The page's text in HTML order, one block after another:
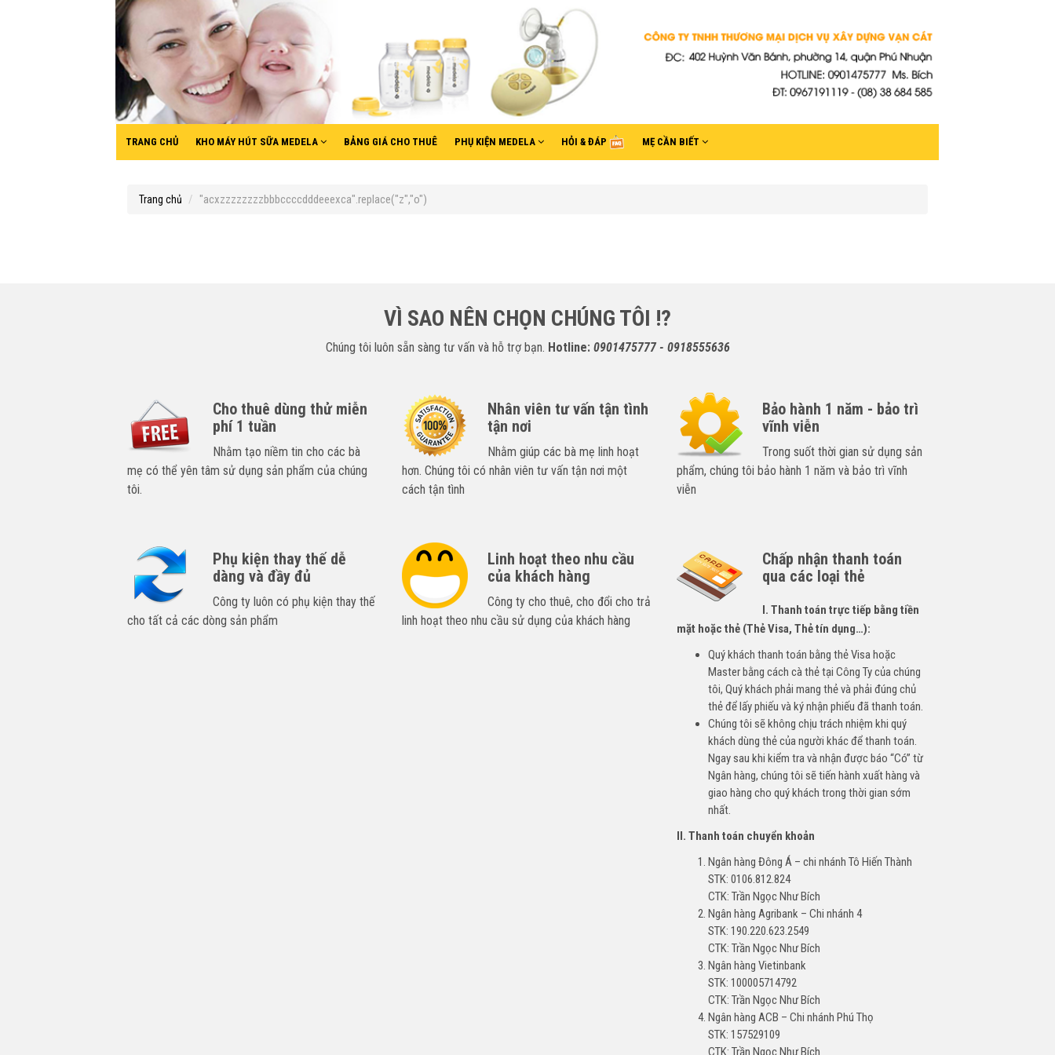
TRANG CHỦ KHO MÁY HÚT SỮA MEDELA BẢNG GIÁ CHO THUÊ PHỤ KIỆN MEDELA HỎI & ĐÁP MẸ CẦN BIẾT
Trang chủ "acxzzzzzzzzbbbccccdddeeexca".replace("z","o")
VÌ SAO NÊN CHỌN CHÚNG TÔI !?
Chúng tôi luôn sẵn sàng tư vấn và hỗ trợ bạn. Hotline: 0901475777 - 0918555636
Cho thuê dùng thử miễn
phí 1 tuần
Nhằm tạo niềm tin cho các bà
mẹ có thể yên tâm sử dụng sản phẩm của chúng
tôi.
Nhân viên tư vấn tận tình
tận nơi
Nhằm giúp các bà mẹ linh hoạt
hơn. Chúng tôi có nhân viên tư vấn tận nơi một
cách tận tình
Bảo hành 1 năm - bảo trì
vĩnh viễn
Trong suốt thời gian sử dụng sản
phẩm, chúng tôi bảo hành 1 năm và bảo trì vĩnh
viễn
Phụ kiện thay thế dễ
dàng và đầy đủ
Công ty luôn có phụ kiện thay thế
cho tất cả các dòng sản phẩm
Linh hoạt theo nhu cầu
của khách hàng
Công ty cho thuê, cho đổi cho trả
linh hoạt theo nhu cầu sử dụng của khách hàng
Chấp nhận thanh toán
qua các loại thẻ
I. Thanh toán trực tiếp bằng tiền
mặt hoặc thẻ (Thẻ Visa, Thẻ tín dụng…):
Quý khách thanh toán bằng thẻ Visa hoặc
Master bằng cách cà thẻ tại Công Ty của chúng
tôi, Quý khách phải mang thẻ và phải đúng chủ
thẻ để lấy phiếu và ký nhận phiếu đã thanh toán.
Chúng tôi sẽ không chịu trách nhiệm khi quý
khách dùng thẻ của người khác để thanh toán.
Ngay sau khi kiểm tra và nhận được báo “Có” từ
Ngân hàng, chúng tôi sẽ tiến hành xuất hàng và
giao hàng cho quý khách trong thời gian sớm
nhất.
II. Thanh toán chuyển khoản
Ngân hàng Đông Á – chi nhánh Tô Hiến Thành
STK: 0106.812.824
CTK: Trần Ngọc Như Bích
Ngân hàng Agribank – Chi nhánh 4
STK: 190.220.623.2549
CTK: Trần Ngọc Như Bích
Ngân hàng Vietinbank
STK: 100005714792
CTK: Trần Ngọc Như Bích
Ngân hàng ACB – Chi nhánh Phú Thọ
STK: 157529109
CTK: Trần Ngọc Như Bích